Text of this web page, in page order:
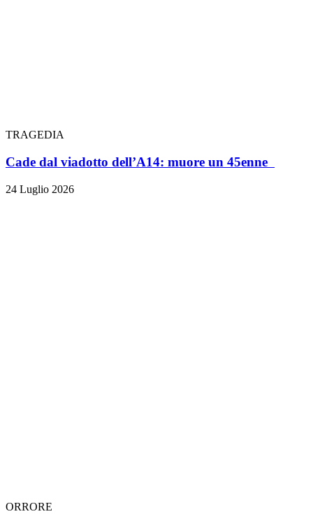
TRAGEDIA
Cade dal viadotto dell’A14: muore un 45enne
24 Luglio 2026
ORRORE